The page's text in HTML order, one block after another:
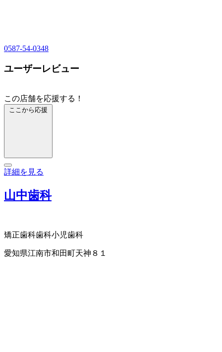
0587-54-0348
ユーザーレビュー
この店舗を応援する！
ここから応援
詳細を見る
山中歯科
矯正歯科歯科小児歯科
愛知県江南市和田町天神８１